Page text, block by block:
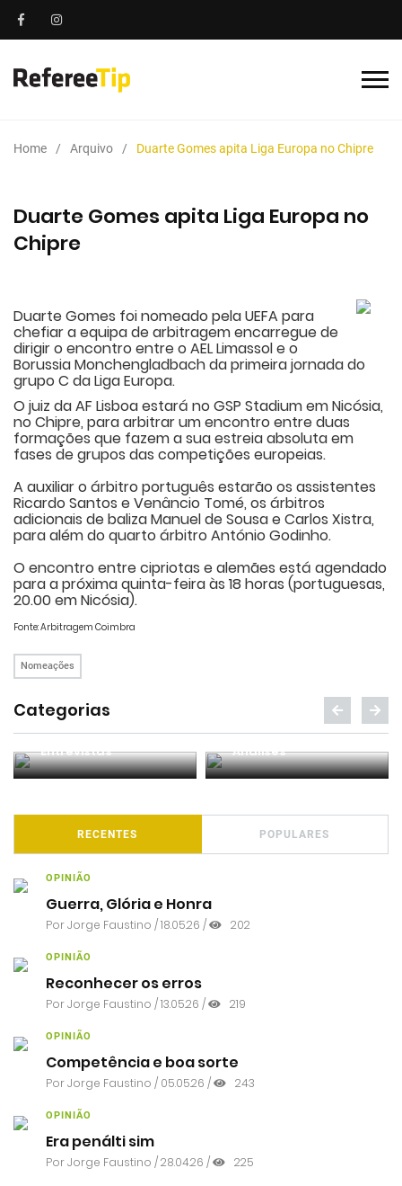
Home Arquivo Duarte Gomes apita Liga Europa no Chipre
Duarte Gomes apita Liga Europa no
Chipre
Duarte Gomes foi nomeado pela UEFA para
chefiar a equipa de arbitragem encarregue de
dirigir o encontro entre o AEL Limassol e o
Borussia Monchengladbach da primeira jornada do
grupo C da Liga Europa.
O juiz da AF Lisboa estará no GSP Stadium em Nicósia,
no Chipre, para arbitrar um encontro entre duas
formações que fazem a sua estreia absoluta em
fases de grupos das competições europeias.
A auxiliar o árbitro português estarão os assistentes
Ricardo Santos e Venâncio Tomé, os árbitros
adicionais de baliza Manuel de Sousa e Carlos Xistra,
para além do quarto árbitro António Godinho.
O encontro entre cipriotas e alemães está agendado
para a próxima quinta-feira às 18 horas (portuguesas,
20.00 em Nicósia).
Fonte: Arbitragem Coimbra
Nomeações
Categorias
Entrevistas Análises
RECENTES POPULARES
OPINIÃO
Guerra, Glória e Honra
PorJorge Faustino / 18.05.26 / 202
OPINIÃO
Reconhecer os erros
PorJorge Faustino / 13.05.26 / 219
OPINIÃO
Competência e boa sorte
PorJorge Faustino / 05.05.26 / 243
OPINIÃO
Era penálti sim
PorJorge Faustino / 28.04.26 / 225